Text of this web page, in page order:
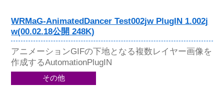
WRMaG-AnimatedDancer Test002jw PlugIN 1.002j
w(00.02.18公開 248K)
アニメーションGIFの下地となる複数レイヤー画像を
作成するAutomationPlugIN
その他